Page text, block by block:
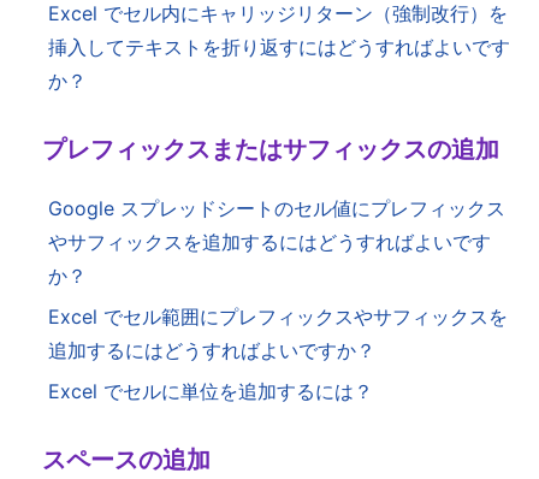
Excel でセル内にキャリッジリターン（強制改行）を
挿入してテキストを折り返すにはどうすればよいです
か？
プレフィックスまたはサフィックスの追加
Google スプレッドシートのセル値にプレフィックス
やサフィックスを追加するにはどうすればよいです
か？
Excel でセル範囲にプレフィックスやサフィックスを
追加するにはどうすればよいですか？
Excel でセルに単位を追加するには？
スペースの追加